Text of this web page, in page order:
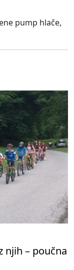
pump hlače,
njih – poučna